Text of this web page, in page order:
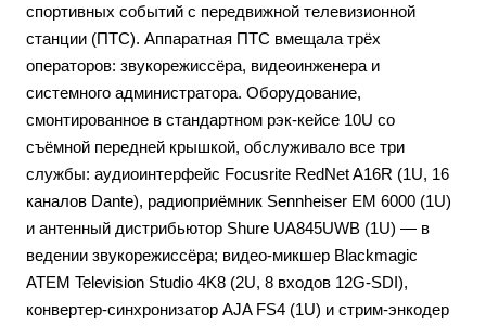
спортивных событий с передвижной телевизионной
станции (ПТС). Аппаратная ПТС вмещала трёх
операторов: звукорежиссёра, видеоинженера и
системного администратора. Оборудование,
смонтированное в стандартном рэк-кейсе 10U со
съёмной передней крышкой, обслуживало все три
службы: аудиоинтерфейс Focusrite RedNet A16R (1U, 16
каналов Dante), радиоприёмник Sennheiser EM 6000 (1U)
и антенный дистрибьютор Shure UA845UWB (1U) — в
ведении звукорежиссёра; видео-микшер Blackmagic
ATEM Television Studio 4K8 (2U, 8 входов 12G-SDI),
конвертер-синхронизатор AJA FS4 (1U) и стрим-энкодер